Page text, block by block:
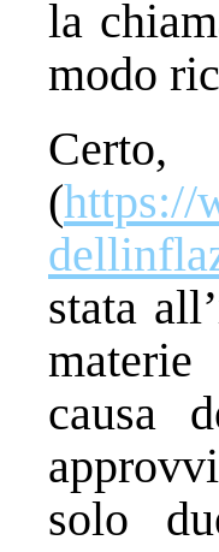
la
modo
Certo,
(https://
stata
causa
solo